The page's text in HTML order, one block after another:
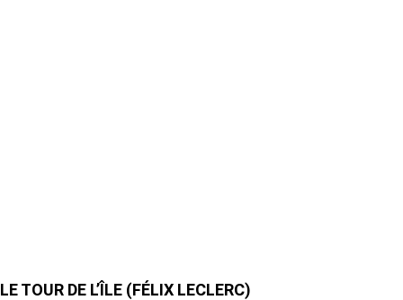
LE TOUR DE L’ÎLE (FÉLIX LECLERC)